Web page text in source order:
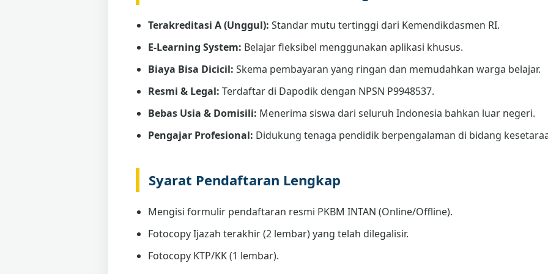
Terakreditasi A (Unggul): Standar mutu tertinggi dari Kemendikdasmen RI.
E-Learning System: Belajar fleksibel menggunakan aplikasi khusus.
Biaya Bisa Dicicil: Skema pembayaran yang ringan dan memudahkan warga belajar.
Resmi & Legal: Terdaftar di Dapodik dengan NPSN P9948537.
Bebas Usia & Domisili: Menerima siswa dari seluruh Indonesia bahkan luar negeri.
Pengajar Profesional: Didukung tenaga pendidik berpengalaman di bidang
Syarat Pendaftaran Lengkap
Mengisi formulir pendaftaran resmi PKBM INTAN (Online/Offline).
Fotocopy Ijazah terakhir (2 lembar) yang telah dilegalisir.
Fotocopy KTP/KK (1 lembar).